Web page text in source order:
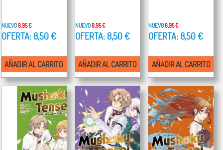
NUEVO8,95 €
OFERTA: 8,50 €
AÑADIR AL CARRITO
NUEVO8,95 €
OFERTA: 8,50 €
AÑADIR AL CARRITO
NUEVO8,95 €
OFERTA: 8,50 €
AÑADIR AL CARRITO